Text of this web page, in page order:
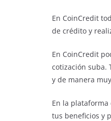
En CoinCredit
de crédito y
En CoinCredit
cotización suba.
y de manera
En la
tus beneficios y